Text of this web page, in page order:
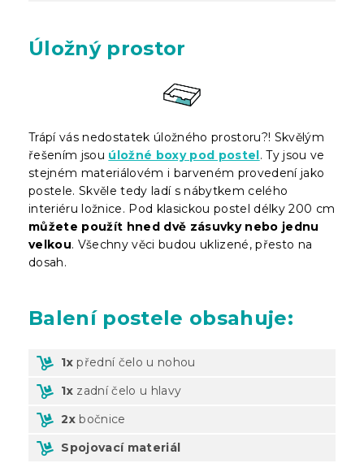
Úložný prostor
Trápí vás nedostatek úložného prostoru?! Skvělým
řešením jsou úložné boxy pod postel. Ty jsou ve
stejném materiálovém i barveném provedení jako
postele. Skvěle tedy ladí s nábytkem celého
interiéru ložnice. Pod klasickou postel délky 200 cm
můžete použít hned dvě zásuvky nebo jednu
velkou. Všechny věci budou uklizené, přesto na
dosah.
Balenípostele obsahuje:
1x přední čelo u nohou
1x zadní čelo u hlavy
2x bočnice
Spojovací materiál